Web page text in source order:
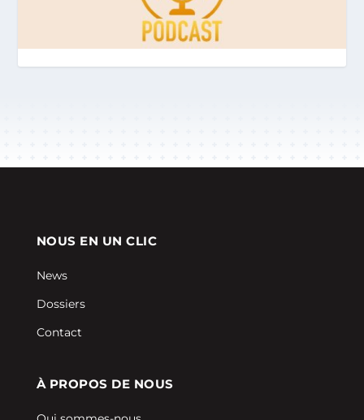
NOUS EN UN CLIC
News
Dossiers
Contact
À PROPOS DE NOUS